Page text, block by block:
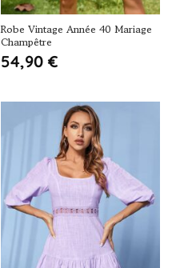
Robe Vintage Année 40 Mariage
Champêtre
54,90 €